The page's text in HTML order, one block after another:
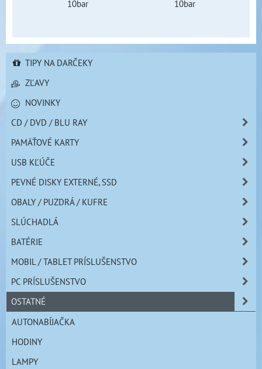
10bar
10bar
TIPY NA DARČEKY
ZĽAVY
NOVINKY
CD / DVD / BLU RAY
PAMÄŤOVÉ KARTY
USB KĽÚČE
PEVNÉ DISKY EXTERNÉ, SSD
OBALY / PUZDRÁ / KUFRE
SLÚCHADLÁ
BATÉRIE
MOBIL / TABLET PRÍSLUŠENSTVO
PC PRÍSLUŠENSTVO
OSTATNÉ
AUTONABÍJAČKA
HODINY
LAMPY